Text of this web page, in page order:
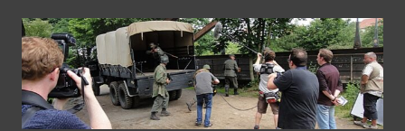
Inhalt
springen